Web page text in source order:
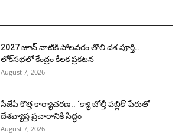
2027 జూన్ నాటికి పోలవరం తొలి దశ పూర్తి..
లోక్‌సభలో కేంద్రం కీలక ప్రకటన
August 7, 2026
సీజేపీ కొత్త కార్యాచరణ.. ‘క్యా బోల్తీ పబ్లిక్’ పేరుతో
దేశవ్యాప్త ప్రచారానికి సిద్ధం
August 7, 2026